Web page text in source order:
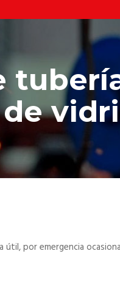
por emergencia